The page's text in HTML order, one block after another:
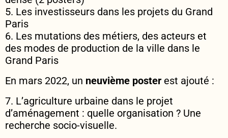
5. Les investisseurs dans les projets du Grand
Paris
6. Les mutations des métiers, des acteurs et
des modes de production de la ville dans le
Grand Paris
En mars 2022, un neuvième poster est ajouté :
7. L’agriculture urbaine dans le projet
d’aménagement : quelle organisation ? Une
recherche socio-visuelle.